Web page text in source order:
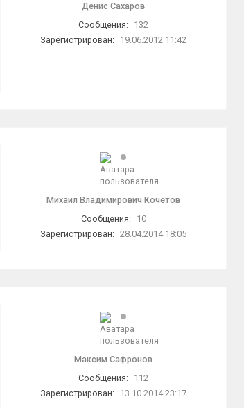
Денис Сахаров
Сообщения:
132
Зарегистрирован:
19.06.2012 11:42
Михаил Владимирович Кочетов
Сообщения:
10
Зарегистрирован: 28.04.2014 18:05
Максим Сафронов
Сообщения:
112
Зарегистрирован:
13.10.2014 23:17